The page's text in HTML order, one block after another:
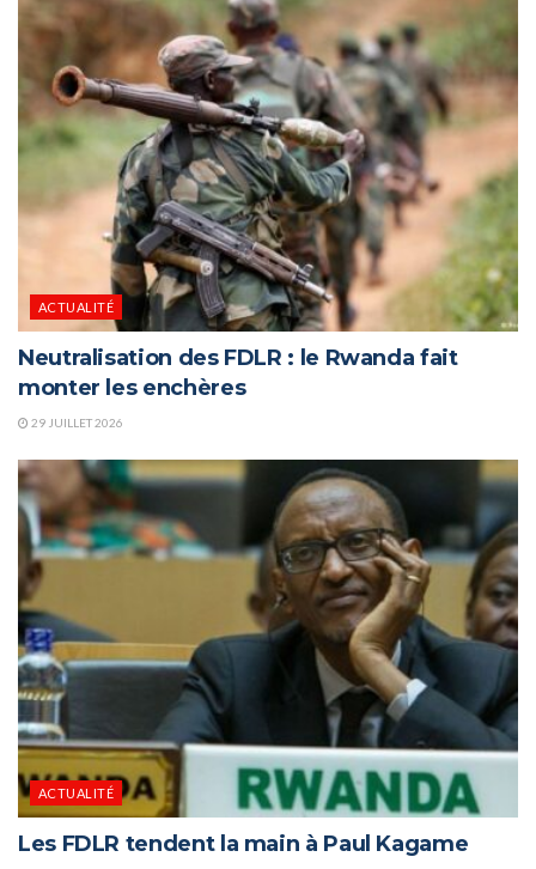
ACTUALITÉ
Neutralisation des FDLR : le Rwanda fait
monter les enchères
29 JUILLET 2026
ACTUALITÉ
Les FDLR tendent la main à Paul Kagame